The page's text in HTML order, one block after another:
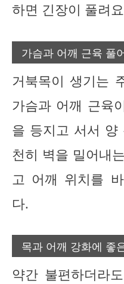
하면 긴장이 풀려
가슴과 어깨 근육 풀
거북목이 생기는
가슴과 어깨 근육
을 등지고 서서 양
천히 벽을 밀어내
고 어깨 위치를
다.
목과 어깨 강화에 좋
약간 불편하더라